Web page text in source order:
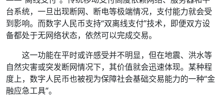
台系统，一旦出现断网、断电等极端情况，支付能力就会受
到影响。而数字人民币支持“双离线支付”技术，即便双方设
备都处于无网络状态，依然可以完成交易。
这一功能在平时或许感受并不明显，但在地震、洪水等
自然灾害或突发断网情况下，其价值就会迅速体现。某种程
度上，数字人民币也被视为保障社会基础交易能力的一种“金
融应急工具”。